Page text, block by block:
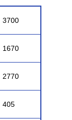
3700
1670
2770
405